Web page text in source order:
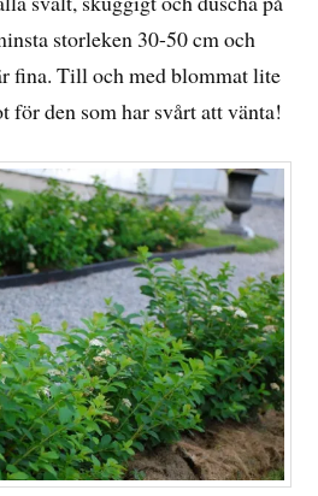
storleken 30-50 cm och
fina. Till och med blommat lite
för den som har svårt att vänta!